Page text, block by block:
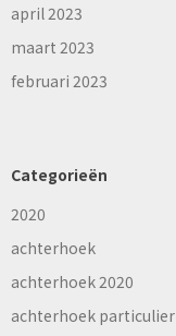
april 2023
maart 2023
februari 2023
Categorieën
2020
achterhoek
achterhoek 2020
achterhoek particulier